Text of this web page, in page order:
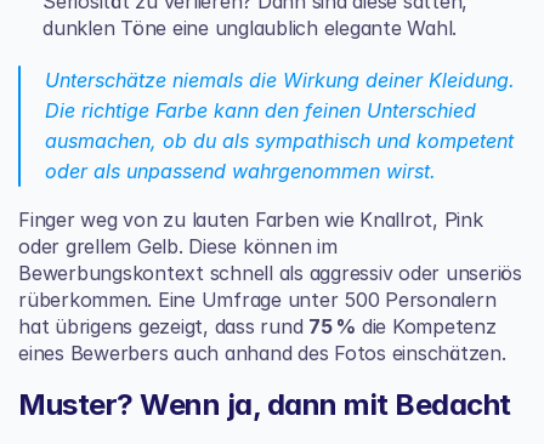
dunklen Töne eine unglaublich elegante Wahl.
Unterschätze niemals die Wirkung deiner Kleidung.
Die richtige Farbe kann den feinen Unterschied
ausmachen, ob du als sympathisch und kompetent
oder als unpassend wahrgenommen wirst.
Finger weg von zu lauten Farben wie Knallrot, Pink
oder grellem Gelb. Diese können im
Bewerbungskontext schnell als aggressiv oder unseriös
rüberkommen. Eine Umfrage unter 500 Personalern
hat übrigens gezeigt, dass rund 75 % die Kompetenz
eines Bewerbers auch anhand des Fotos einschätzen.
Muster? Wenn ja, dann mit Bedacht